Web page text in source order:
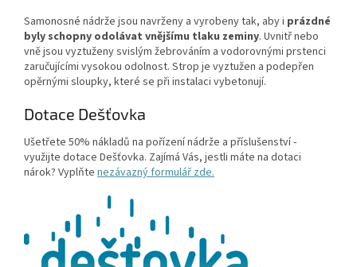
Samonosné nádrže jsou navrženy a vyrobeny tak, aby i prázdné
byly schopny odolávat vnějšímu tlaku zeminy. Uvnitř nebo
vně jsou vyztuženy svislým žebrováním a vodorovnými prstenci
zaručujícími vysokou odolnost. Strop je vyztužen a podepřen
opěrnými sloupky, které se při instalaci vybetonují.
Dotace Dešťovka
Ušetřete 50% nákladů na pořízení nádrže a příslušenství -
využijte dotace Dešťovka. Zajímá Vás, jestli máte na dotaci
nárok? Vyplňte nezávazný formulář zde.